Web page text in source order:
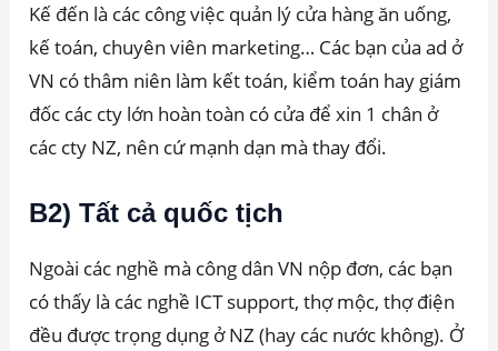
Kế đến là các công việc quản lý cửa hàng ăn uống,
kế toán, chuyên viên marketing… Các bạn của ad ở
VN có thâm niên làm kết toán, kiểm toán hay giám
đốc các cty lớn hoàn toàn có cửa để xin 1 chân ở
các cty NZ, nên cứ mạnh dạn mà thay đổi.
B2) Tất cả quốc tịch
Ngoài các nghề mà công dân VN nộp đơn, các bạn
có thấy là các nghề ICT support, thợ mộc, thợ điện
đều được trọng dụng ở NZ (hay các nước không). Ở